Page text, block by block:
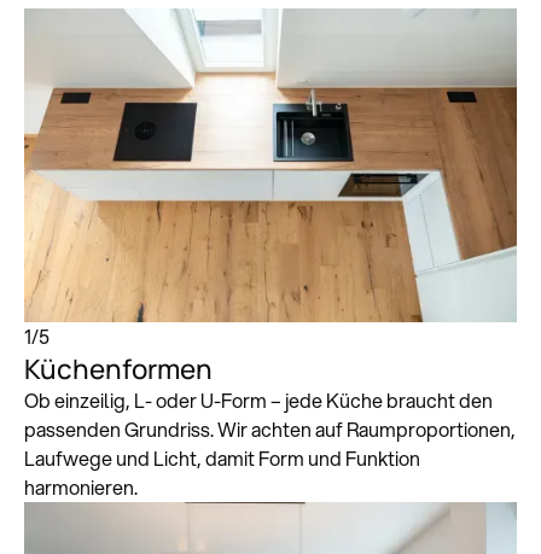
1/5
Küchenformen
Ob einzeilig, L- oder U-Form – jede Küche braucht den
passenden Grundriss. Wir achten auf Raumproportionen,
Laufwege und Licht, damit Form und Funktion
harmonieren.